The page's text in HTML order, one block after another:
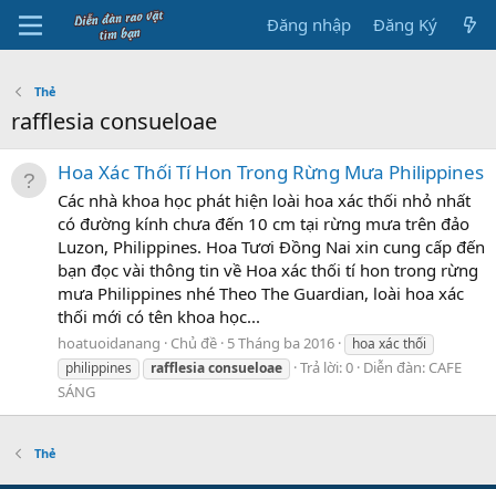
Đăng nhập Đăng Ký
Thẻ
rafflesia consueloae
Hoa Xác Thối Tí Hon Trong Rừng Mưa Philippines
Các nhà khoa học phát hiện loài hoa xác thối nhỏ nhất
có đường kính chưa đến 10 cm tại rừng mưa trên đảo
Luzon, Philippines. Hoa Tươi Đồng Nai xin cung cấp đến
bạn đọc vài thông tin về Hoa xác thối tí hon trong rừng
mưa Philippines nhé Theo The Guardian, loài hoa xác
thối mới có tên khoa học...
hoatuoidanang Chủ đề 5 Tháng ba 2016
hoa xác thối
philippines
rafflesiaconsueloae Trả lời: 0 Diễn đàn: CAFE
SÁNG
Thẻ